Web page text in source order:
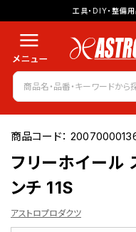
工具・DIY・整備
商品コード：
フリーホイール
ンチ 11S
アストロプロダクツ